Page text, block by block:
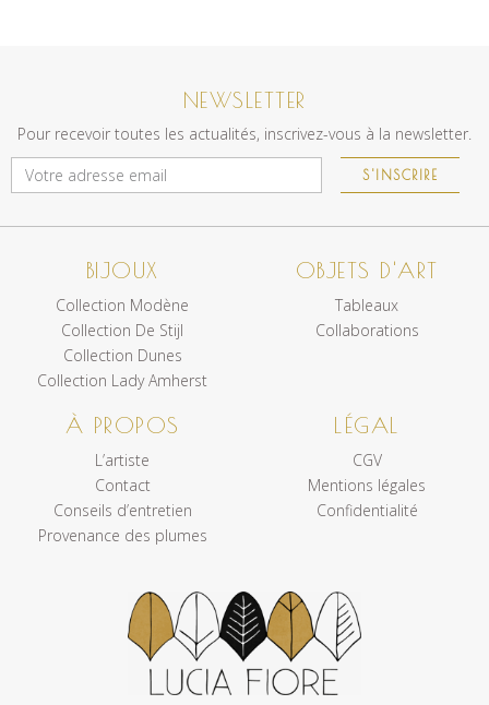
NEWSLETTER
Pour recevoir toutes les actualités, inscrivez-vous à la newsletter.
S'INSCRIRE
BIJOUX
Collection Modène
Collection De Stijl
Collection Dunes
Collection Lady Amherst
OBJETS D'ART
Tableaux
Collaborations
À PROPOS
L’artiste
Contact
Conseils d’entretien
Provenance des plumes
LÉGAL
CGV
Mentions légales
Confidentialité